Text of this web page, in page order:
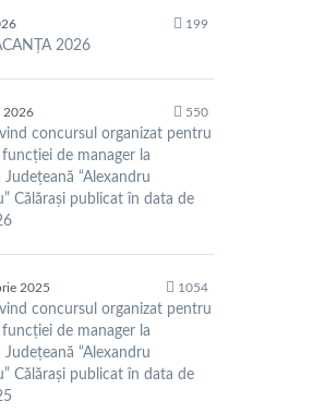
199
2026
2026 550
concursul organizat pentru
de manager la
Județeană “Alexandru
Călărași publicat în data de
2025 1054
concursul organizat pentru
de manager la
Județeană “Alexandru
Călărași publicat în data de